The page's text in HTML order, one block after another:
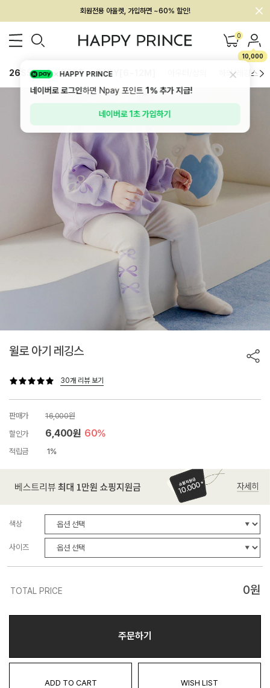
회원전용 아울렛, 가입하면 ~60% 할인!
멤버십 최대 28,000원 혜택 0
10,000
26SS 신상 BEST BABY[6~12M] 하의/레깅스
윌로 아기 레깅스
30개 리뷰 보기
판매가
16,000원
할인가
6,400원 60%
적립금 1%
색상
사이즈
TOTAL PRICE 0원
주문하기
ADD TO CART WISH LIST
HAPPY PRINCE
네이버로 로그인하면 Npay 포인트1%추가 지급!
네이버로 1초 가입하기